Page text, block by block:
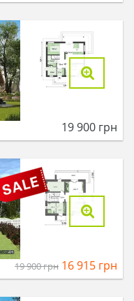
19 900 грн
19 900грн 16 915 грн